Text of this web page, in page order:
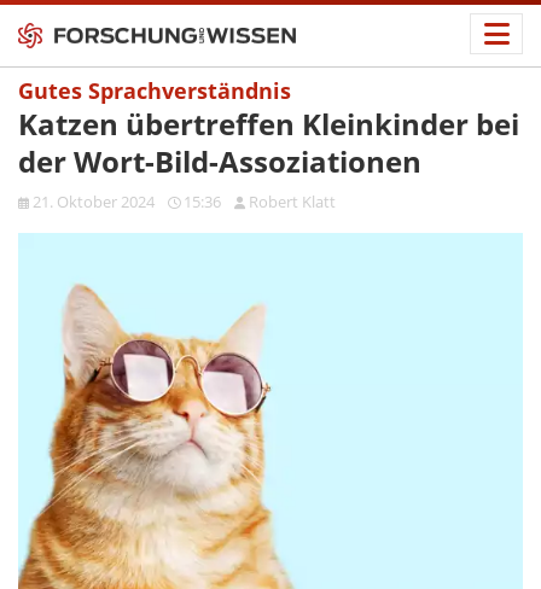
Gutes Sprachverständnis
Katzen übertreffen Kleinkinder bei
der Wort-Bild-Assoziationen
21. Oktober 2024 15:36 Robert Klatt